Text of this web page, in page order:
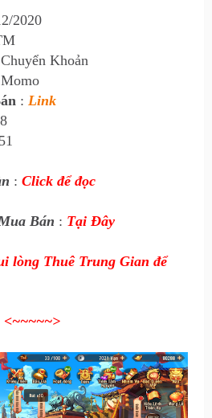
2020
Chuyển Khoản
Momo
: Link
: Click để đọc
Bán : Tại Đây
lòng Thuê Trung Gian để
<~~~~~>